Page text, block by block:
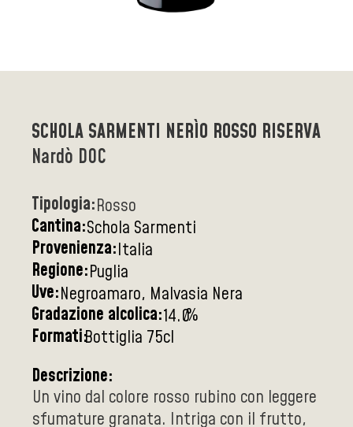
SCHOLA SARMENTI NERÌO ROSSO RISERVA
Nardò DOC
Tipologia:Rosso
Cantina:Schola Sarmenti
Provenienza:Italia
Regione:Puglia
Uve:Negroamaro, Malvasia Nera
Gradazione alcolica:14.0%
Formati:Bottiglia 75cl
Descrizione:
Un vino dal colore rosso rubino con leggere
sfumature granata. Intriga con il frutto,